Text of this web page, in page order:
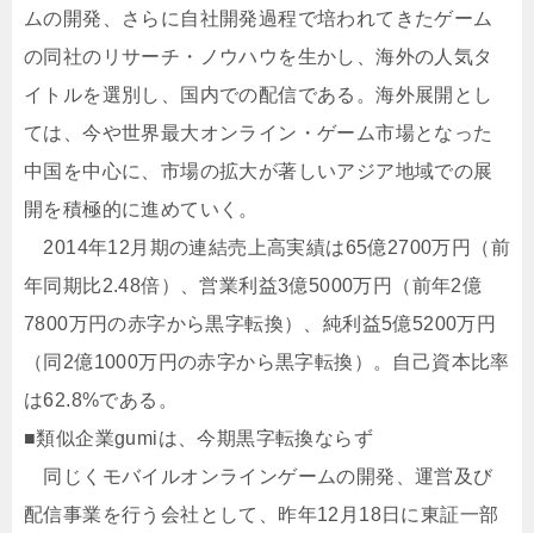
ムの開発、さらに自社開発過程で培われてきたゲーム
の同社のリサーチ・ノウハウを生かし、海外の人気タ
イトルを選別し、国内での配信である。海外展開とし
ては、今や世界最大オンライン・ゲーム市場となった
中国を中心に、市場の拡大が著しいアジア地域での展
開を積極的に進めていく。
2014年12月期の連結売上高実績は65億2700万円（前
年同期比2.48倍）、営業利益3億5000万円（前年2億
7800万円の赤字から黒字転換）、純利益5億5200万円
（同2億1000万円の赤字から黒字転換）。自己資本比率
は62.8%である。
■類似企業gumiは、今期黒字転換ならず
同じくモバイルオンラインゲームの開発、運営及び
配信事業を行う会社として、昨年12月18日に東証一部